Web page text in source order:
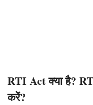
RTI Act क्या है?
करें?